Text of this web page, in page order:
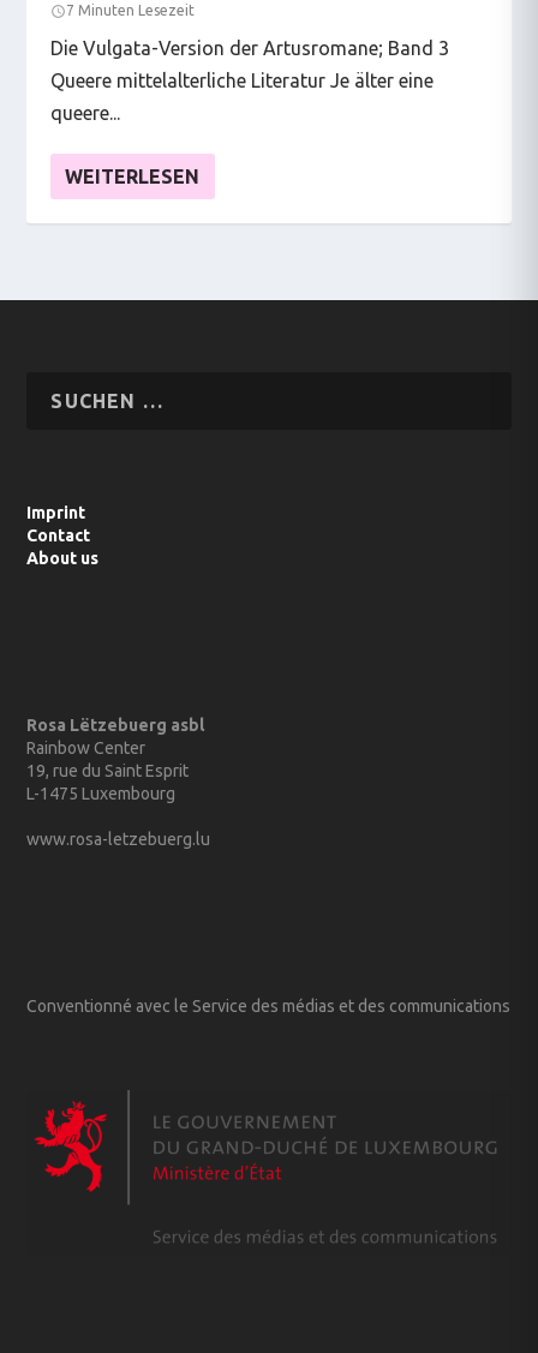
7 Minuten Lesezeit
Die Vulgata-Version der Artusromane; Band 3
Queere mittelalterliche Literatur Je älter eine
queere...
WEITERLESEN
Imprint
Contact
About us
Rosa Lëtzebuerg asbl
Rainbow Center
19, rue du Saint Esprit
L-1475 Luxembourg
www.rosa-letzebuerg.lu
Conventionné avec le Service des médias et des communications